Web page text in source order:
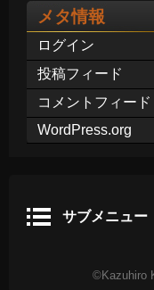
メタ情報
ログイン
投稿フィード
コメントフィード
WordPress.org
サブメニュー
©Kazuhiro